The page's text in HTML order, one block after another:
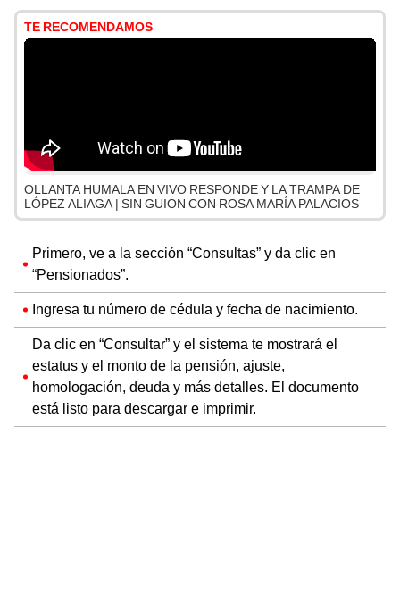
TE RECOMENDAMOS
OLLANTA HUMALA EN VIVO RESPONDE Y LA TRAMPA DE
LÓPEZ ALIAGA | SIN GUION CON ROSA MARÍA PALACIOS
Primero, ve a la sección “Consultas” y da clic en
“Pensionados”.
Ingresa tu número de cédula y fecha de nacimiento.
Da clic en “Consultar” y el sistema te mostrará el
estatus y el monto de la pensión, ajuste,
homologación, deuda y más detalles. El documento
está listo para descargar e imprimir.